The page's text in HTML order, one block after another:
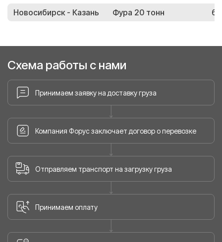
Новосибирск - Казань
Фура 20 тонн
Схема работы с нами
Принимаем заявку на доставку груза
Компания Форус заключает договор о перевозке
Отправляем транспорт на загрузку груза
Принимаем оплату